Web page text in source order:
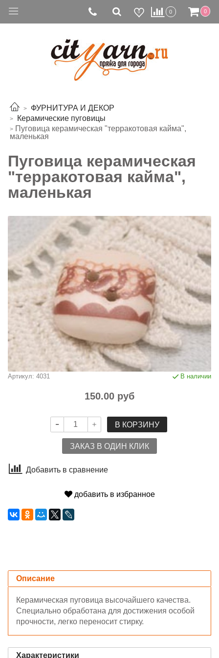
0 0 0
ФУРНИТУРА И ДЕКОР
Керамические пуговицы
Пуговица керамическая "терракотовая кайма",
маленькая
Пуговица керамическая
"терракотовая кайма",
маленькая
Артикул: 4031 В наличии
150.00 руб
В КОРЗИНУ
ЗАКАЗ В ОДИН КЛИК
Добавить в сравнение
добавить в избранное
Описание
Керамическая пуговица высочайшего качества.
Специально обработана для достижения особой
прочности, легко переносит стирку.
Характеристики